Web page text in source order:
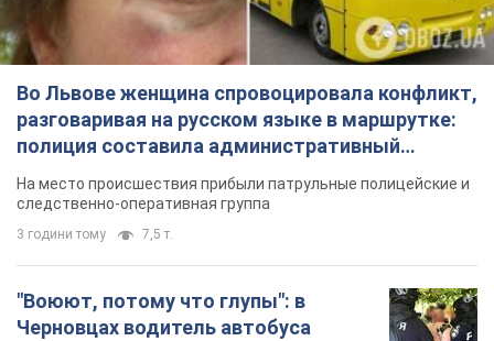
Во Львове женщина спровоцировала конфликт,
разговаривая на русском языке в маршрутке:
полиция составила административный
протокол. Видео
На место происшествия прибыли патрульные полицейские и
следственно-оперативная группа
3 години тому 7,5 т.
"Воюют, потому что глупы": в
Черновцах водитель автобуса